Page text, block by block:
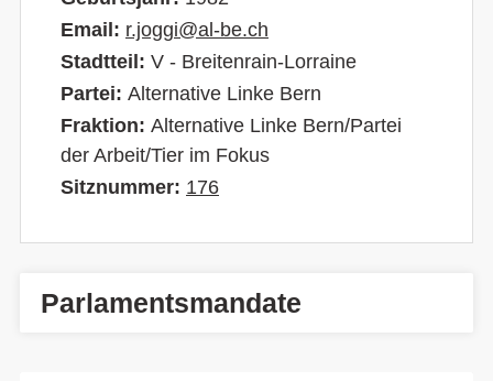
Email: r.joggi@al-be.ch
Stadtteil: V - Breitenrain-Lorraine
Partei: Alternative Linke Bern
Fraktion: Alternative Linke Bern/Partei
der Arbeit/Tier im Fokus
Sitznummer: 176
Parlamentsmandate